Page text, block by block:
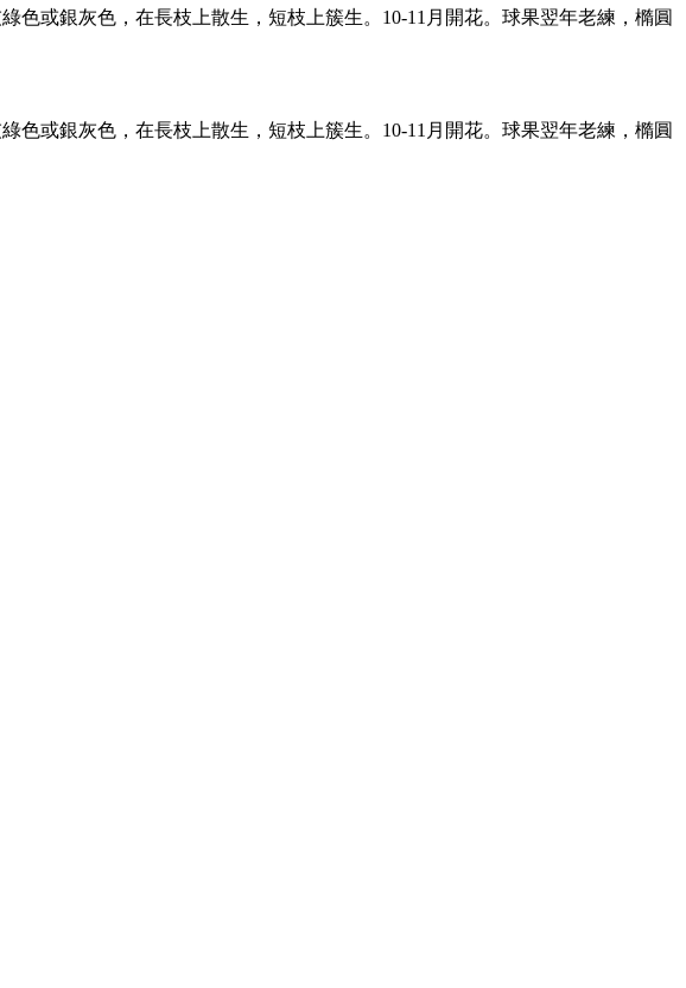
或銀灰色，在長枝上散生，短枝上簇生。10-11月開花。球果翌年老練，橢圓
或銀灰色，在長枝上散生，短枝上簇生。10-11月開花。球果翌年老練，橢圓